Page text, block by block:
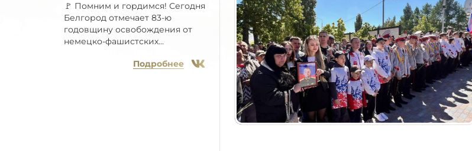
🚩 Помним и гордимся! Сегодня
Белгород отмечает 83-ю
годовщину освобождения от
немецко-фашистских...
Подробнее